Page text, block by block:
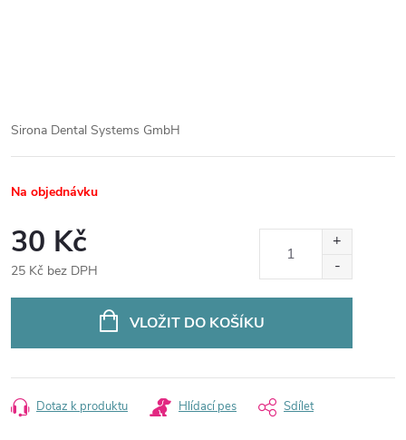
Sirona Dental Systems GmbH
Na objednávku
30 Kč
25 Kč bez DPH
VLOŽIT DO KOŠÍKU
Dotaz k produktu Hlídací pes Sdílet